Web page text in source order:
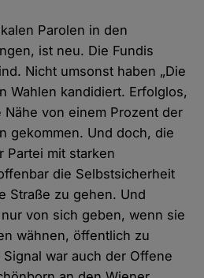
Parolen in den
ist neu. Die Fundis
Nicht umsonst haben „Die
Wahlen kandidiert. Erfolglos,
von einem Prozent der
gekommen. Und doch, die
Partei mit starken
die Selbstsicherheit
Straße zu gehen. Und
von sich geben, wenn sie
wähnen, öffentlich zu
war auch der Offene